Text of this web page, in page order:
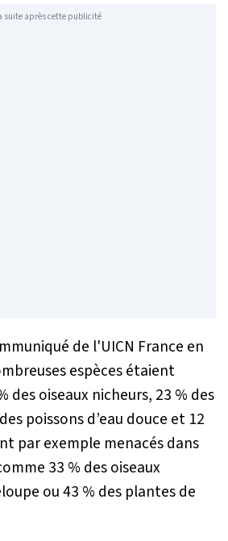
suite après cette publicité
de l'UICN France en
espèces étaient
des oiseaux nicheurs, 23 % des
poissons d’eau douce et 12
par exemple menacés dans
33 % des oiseaux
ou 43 % des plantes de